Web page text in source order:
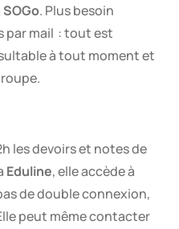
SOGo. Plus besoin
par mail : tout est
à tout moment et
les devoirs et notes de
Eduline, elle accède à
de double connexion,
peut même contacter